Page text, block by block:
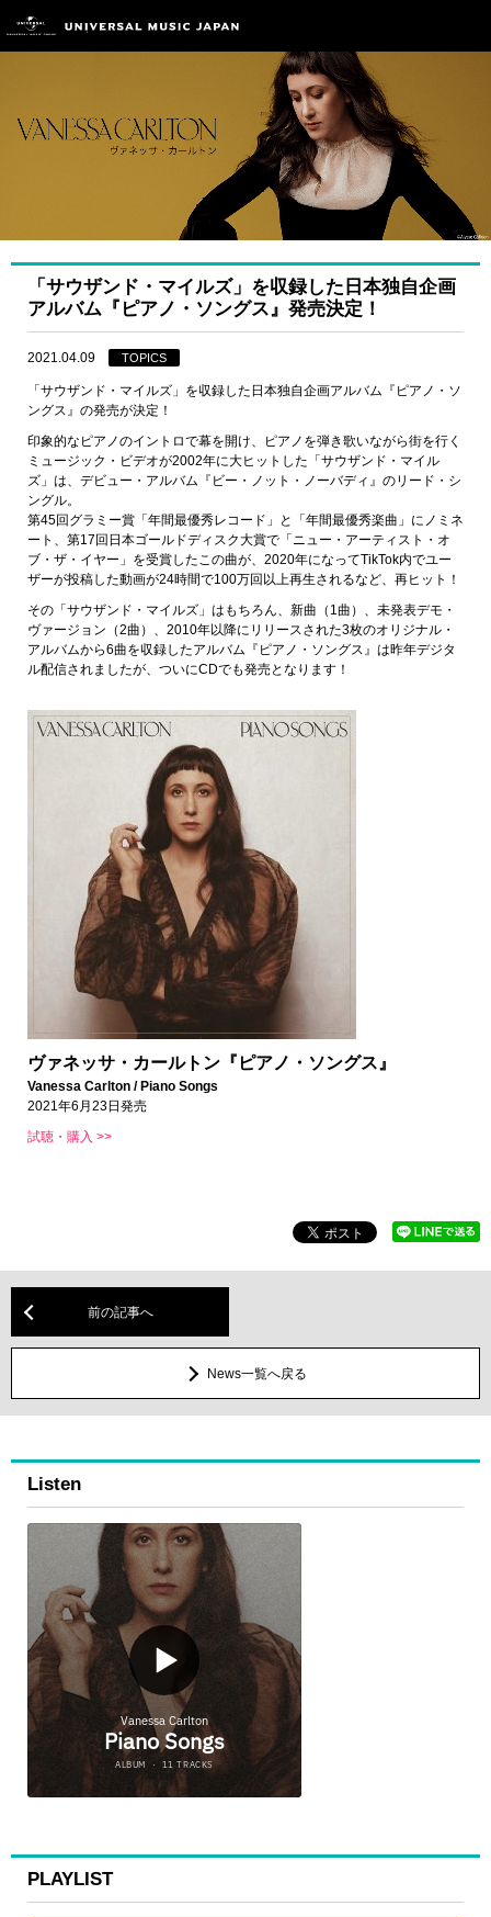
「サウザンド・マイルズ」を収録した日本独自企画
アルバム『ピアノ・ソングス』発売決定！
2021.04.09 TOPICS
「サウザンド・マイルズ」を収録した日本独自企画アルバム『ピアノ・ソ
ングス』の発売が決定！
印象的なピアノのイントロで幕を開け、ピアノを弾き歌いながら街を行く
ミュージック・ビデオが2002年に大ヒットした「サウザンド・マイル
ズ」は、デビュー・アルバム『ビー・ノット・ノーバディ』のリード・シ
ングル。
第45回グラミー賞「年間最優秀レコード」と「年間最優秀楽曲」にノミネ
ート、第17回日本ゴールドディスク大賞で「ニュー・アーティスト・オ
ブ・ザ・イヤー」を受賞したこの曲が、2020年になってTikTok内でユー
ザーが投稿した動画が24時間で100万回以上再生されるなど、再ヒット！
その「サウザンド・マイルズ」はもちろん、新曲（1曲）、未発表デモ・
ヴァージョン（2曲）、2010年以降にリリースされた3枚のオリジナル・
アルバムから6曲を収録したアルバム『ピアノ・ソングス』は昨年デジタ
ル配信されましたが、ついにCDでも発売となります！
ヴァネッサ・カールトン『ピアノ・ソングス』
Vanessa Carlton / Piano Songs
2021年6月23日発売
試聴・購入 >>
前の記事へ
News一覧へ戻る
Listen
PLAYLIST